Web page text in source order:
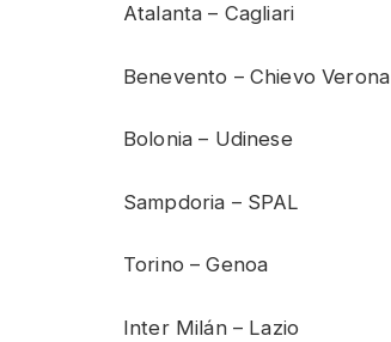
Atalanta – Cagliari
Benevento – Chievo Verona
Bolonia – Udinese
Sampdoria – SPAL
Torino – Genoa
Inter Milán – Lazio